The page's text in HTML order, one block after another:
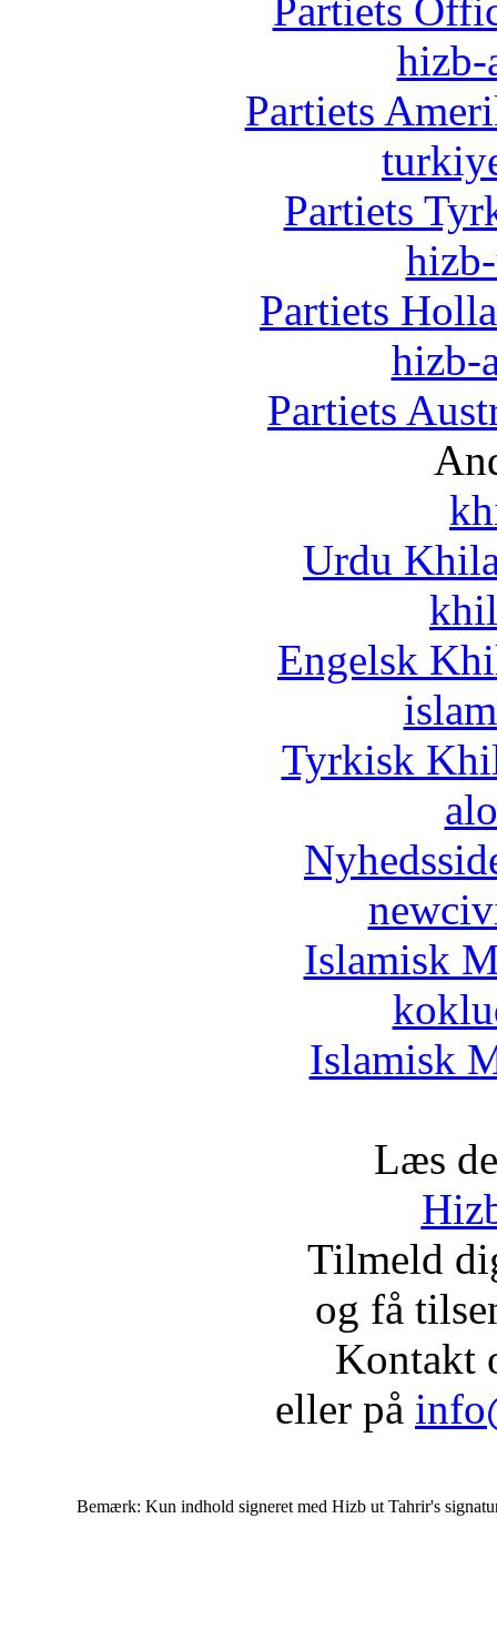
Partiets
hizb-
Partiets
Partiets
Partiets
hizb-
Partiets
Urdu
Engelsk
Tyrkisk
Islamisk
Islamisk
Læs
Tilmeld
og få
Kontakt
eller på
Bemærk: Kun indhold signeret med Hizb ut Tahrir's